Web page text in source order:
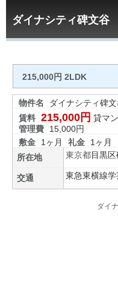
ダイナシティ碑文谷
215,000円 2LDK
物件名
ダイナシティ碑文
賃料 215,000円 貸マ
管理費
15,000円
敷金
1ヶ月 礼金
1ヶ月
所在地
東京都目黒区
交通 東急東横線学